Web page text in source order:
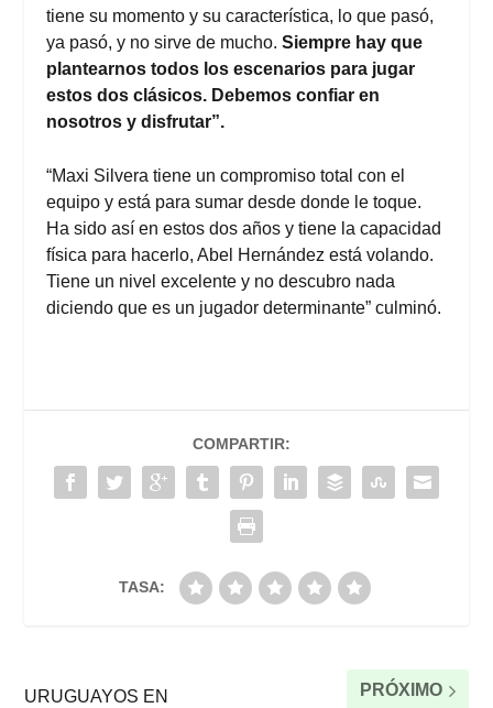
tiene su momento y su característica, lo que pasó,
ya pasó, y no sirve de mucho. Siempre hay que
plantearnos todos los escenarios para jugar
estos dos clásicos. Debemos confiar en
nosotros y disfrutar”.
“Maxi Silvera tiene un compromiso total con el
equipo y está para sumar desde donde le toque.
Ha sido así en estos dos años y tiene la capacidad
física para hacerlo, Abel Hernández está volando.
Tiene un nivel excelente y no descubro nada
diciendo que es un jugador determinante” culminó.
COMPARTIR:
TASA:
URUGUAYOS EN
PRÓXIMO